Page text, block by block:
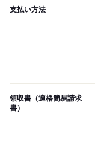
支払い方法
領収書（適格簡易請求
書）